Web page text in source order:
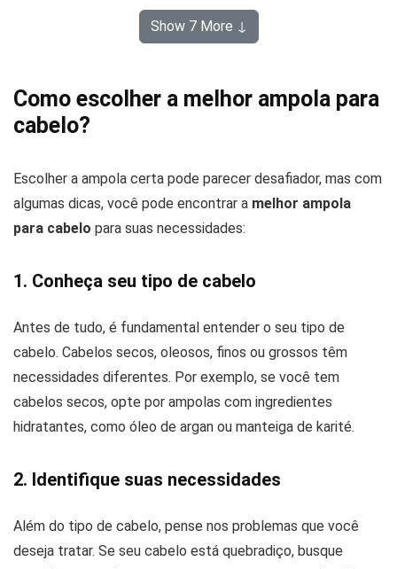
Show 7 More ↓
Como escolher a melhor ampola para
cabelo?
Escolher a ampola certa pode parecer desafiador, mas com
algumas dicas, você pode encontrar a melhor ampola
para cabelo para suas necessidades:
1. Conheça seu tipo de cabelo
Antes de tudo, é fundamental entender o seu tipo de
cabelo. Cabelos secos, oleosos, finos ou grossos têm
necessidades diferentes. Por exemplo, se você tem
cabelos secos, opte por ampolas com ingredientes
hidratantes, como óleo de argan ou manteiga de karité.
2. Identifique suas necessidades
Além do tipo de cabelo, pense nos problemas que você
deseja tratar. Se seu cabelo está quebradiço, busque